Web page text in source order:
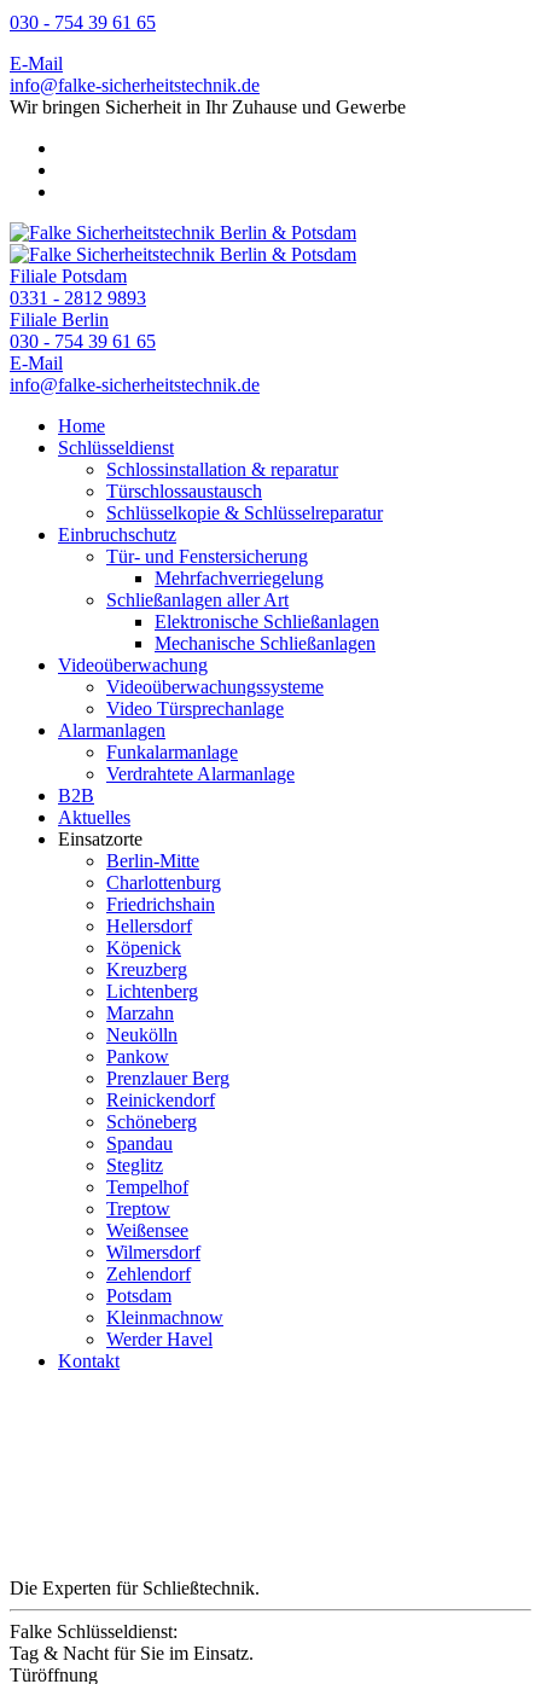
030 - 754 39 61 65
E-Mail
info@falke-sicherheitstechnik.de
Wir bringen Sicherheit in Ihr Zuhause und Gewerbe
Filiale Potsdam
0331 - 2812 9893
Filiale Berlin
030 - 754 39 61 65
E-Mail
info@falke-sicherheitstechnik.de
Home
Schlüsseldienst
Schlossinstallation & reparatur
Türschlossaustausch
Schlüsselkopie & Schlüsselreparatur
Einbruchschutz
Tür- und Fenstersicherung
Mehrfachverriegelung
Schließanlagen aller Art
Elektronische Schließanlagen
Mechanische Schließanlagen
Videoüberwachung
Videoüberwachungssysteme
Video Türsprechanlage
Alarmanlagen
Funkalarmanlage
Verdrahtete Alarmanlage
B2B
Aktuelles
Einsatzorte
Berlin-Mitte
Charlottenburg
Friedrichshain
Hellersdorf
Köpenick
Kreuzberg
Lichtenberg
Marzahn
Neukölln
Pankow
Prenzlauer Berg
Reinickendorf
Schöneberg
Spandau
Steglitz
Tempelhof
Treptow
Weißensee
Wilmersdorf
Zehlendorf
Potsdam
Kleinmachnow
Werder Havel
Kontakt
Die Experten für Schließtechnik.
Falke Schlüsseldienst:
Tag & Nacht für Sie im Einsatz.
Türöffnung